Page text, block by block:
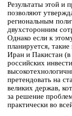
Результаты этой и
позволяют
региональным
двухсторонним
Однако если к
планируется,
Иран и Пакистан
российских
претендовать на
великих держав,
за решение
практически во